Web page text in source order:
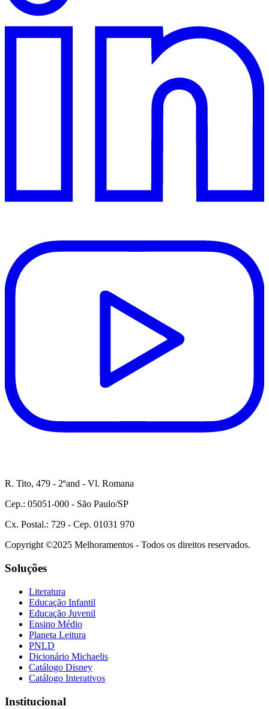
R. Tito, 479 - 2ºand - Vl. Romana
Cep.: 05051-000 - São Paulo/SP
Cx. Postal.: 729 - Cep. 01031 970
Copyright ©2025 Melhoramentos - Todos os direitos reservados.
Soluções
Literatura
Educação Infantil
Educação Juvenil
Ensino Médio
Planeta Leitura
PNLD
Dicionário Michaelis
Catálogo Disney
Catálogo Interativos
Institucional